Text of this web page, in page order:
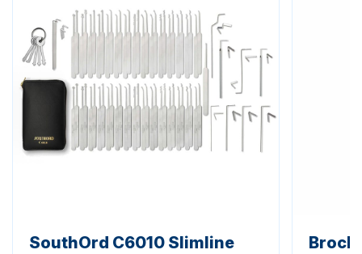
SouthOrd C6010 Slimline